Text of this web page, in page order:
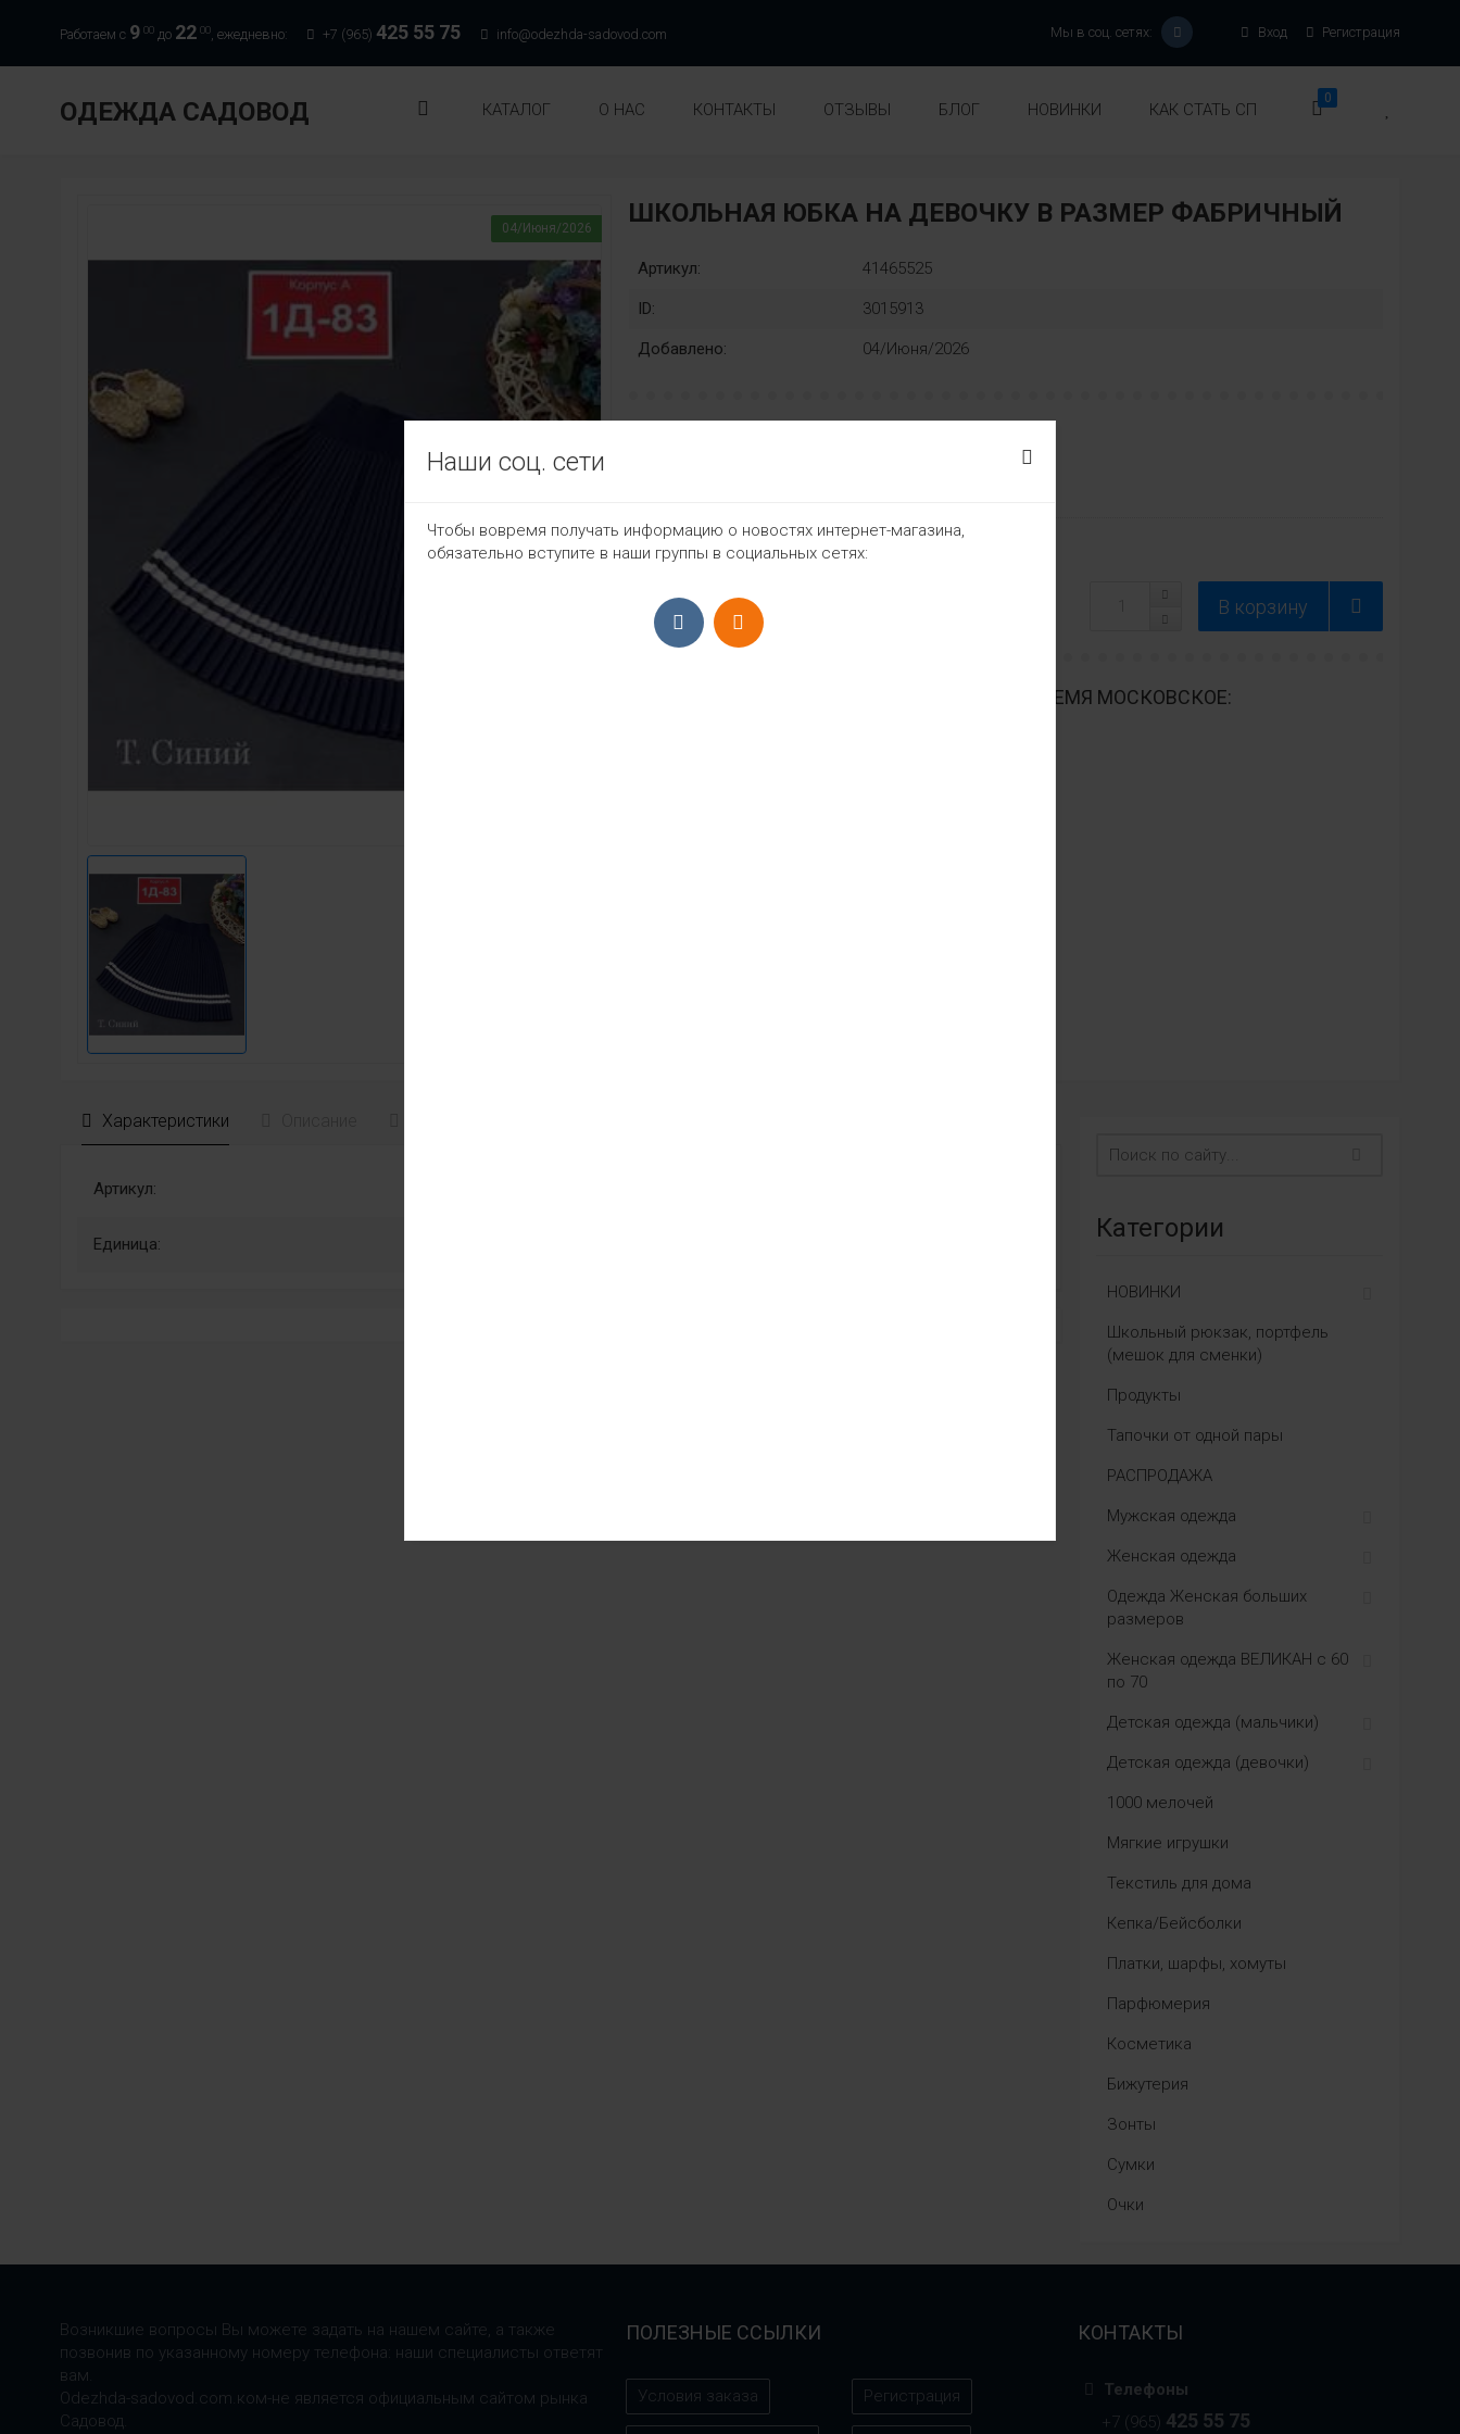
Работаем с 9 00 до 22 00, ежедневно: +7 (965) 425 55 75 info@odezhda-sadovod.com Вход Регистрация
Мы в соц. сетях:
ОДЕЖДА САДОВОД КАТАЛОГ О НАС КОНТАКТЫ ОТЗЫВЫ БЛОГ НОВИНКИ КАК СТАТЬ СП
0
04/Июня/2026 ШКОЛЬНАЯ ЮБКА НА ДЕВОЧКУ В РАЗМЕР ФАБРИЧНЫЙ
Артикул: 41465525
ID: 3015913
Добавлено: 04/Июня/2026
Модель
598₽
ПРИЁМ ЗАКАЗОВ С 9:00-22:00, ЕЖЕДНЕВНО ВРЕМЯ МОСКОВСКОЕ:
Характеристики
Артикул:
Единица:
Категории
НОВИНКИ
Школьный рюкзак, портфель
(мешок для сменки)
Продукты
Тапочки от одной пары
РАСПРОДАЖА
Мужская одежда
Женская одежда
Одежда Женская больших
размеров
Женская одежда ВЕЛИКАН с 60
по 70
Детская одежда (мальчики)
Детская одежда (девочки)
1000 мелочей
Мягкие игрушки
Текстиль для дома
Кепка/Бейсболки
Платки, шарфы, хомуты
Парфюмерия
Косметика
Бижутерия
Зонты
Сумки
Очки
Возникшие вопросы Вы можете задать на нашем сайте, а также
позвонив по указанному номеру телефона: наши специалисты ответят
вам.
Odezhda-sadovod.com.ком-не является официальным сайтом рынка
Садовод.
ПОЛЕЗНЫЕ ССЫЛКИ
Условия заказа Регистрация
КОНТАКТЫ
Телефоны
+7 (965) 425 55 75
Наши соц. сети
Чтобы вовремя получать информацию о новостях интернет-магазина,
обязательно вступите в наши группы в социальных сетях: